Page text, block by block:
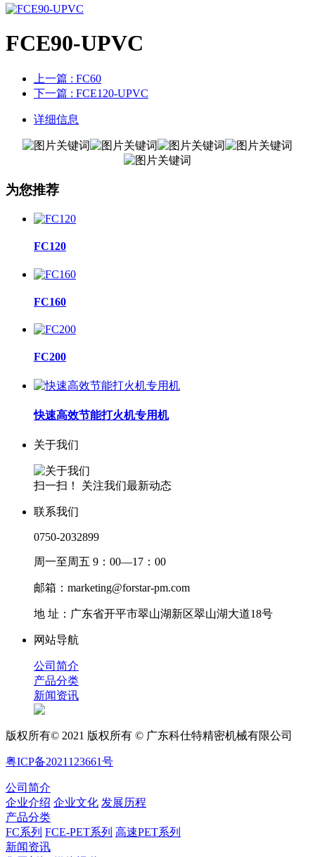
FCE90-UPVC
上一篇 : FC60
下一篇 : FCE120-UPVC
详细信息
为您推荐
FC120
FC160
FC200
快速高效节能打火机专用机
关于我们
扫一扫！ 关注我们最新动态
联系我们
0750-2032899
周一至周五 9：00—17：00
邮箱：marketing@forstar-pm.com
地 址：广东省开平市翠山湖新区翠山湖大道18号
网站导航
公司简介
产品分类
新闻资讯
版权所有© 2021 版权所有 © 广东科仕特精密机械有限公司
粤ICP备2021123661号
公司简介
企业介绍 企业文化 发展历程
产品分类
FC系列 FCE-PET系列 高速PET系列
新闻资讯